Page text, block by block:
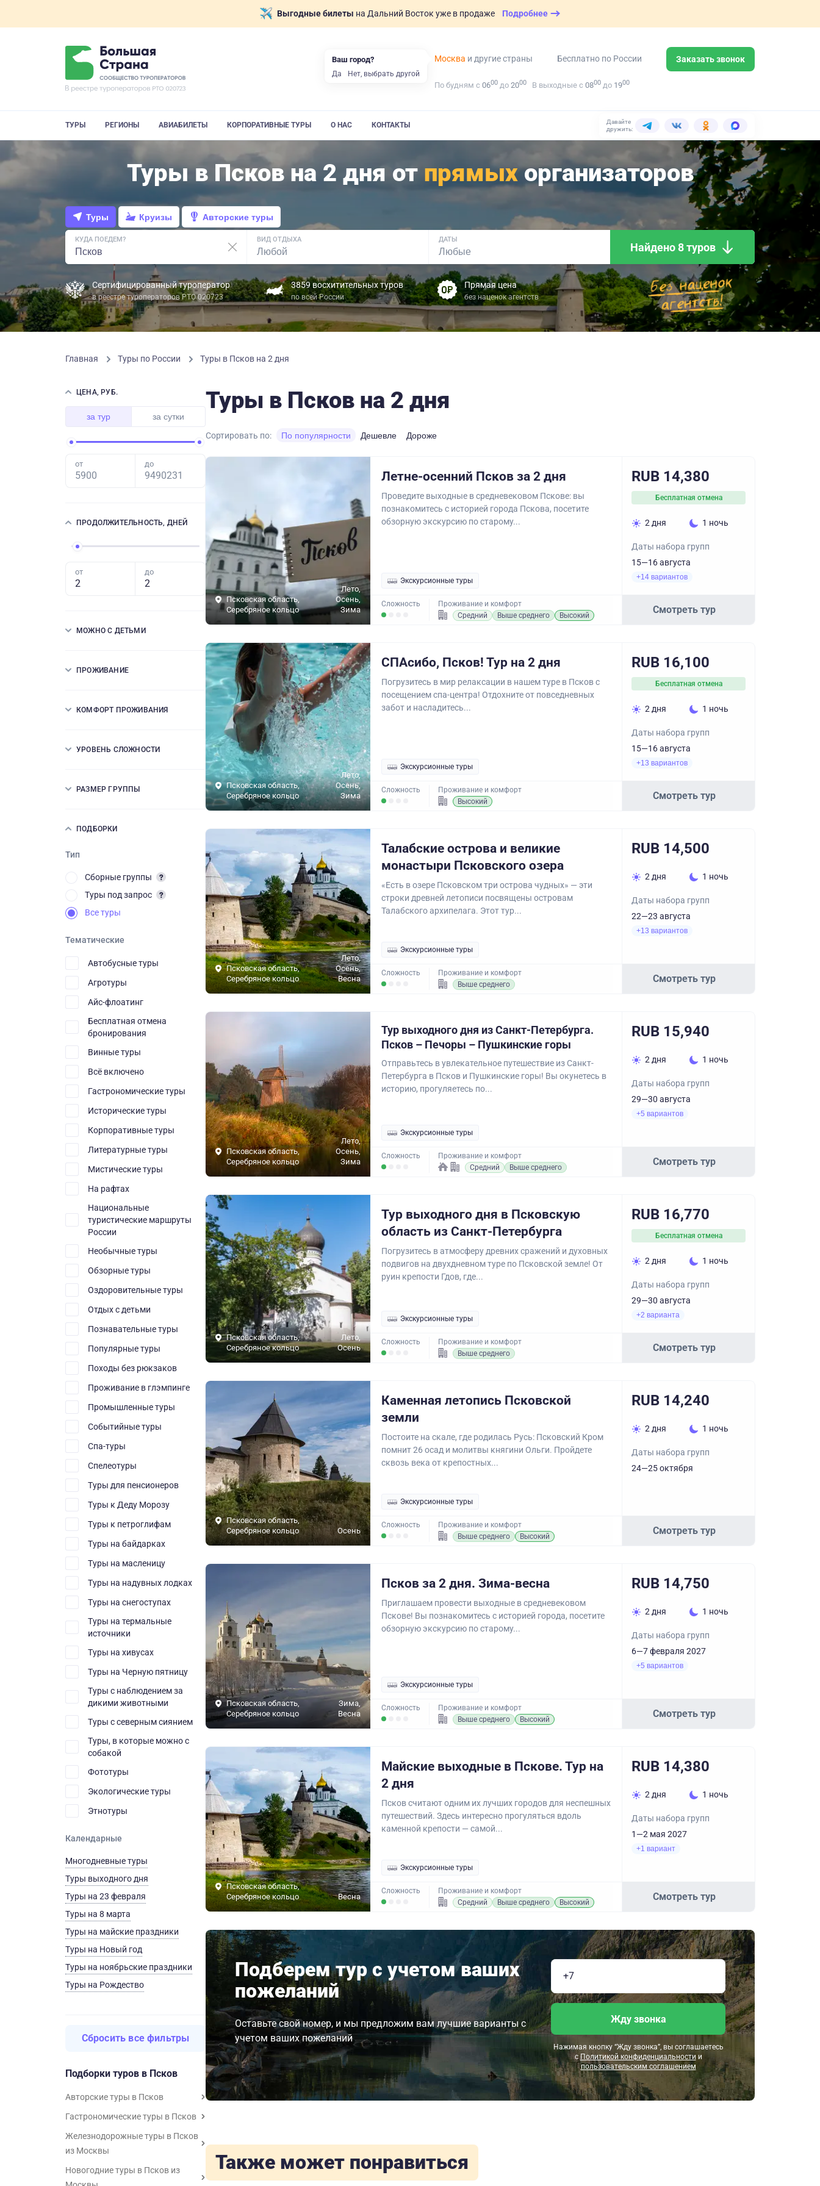
Выгодные билеты на Дальний Восток уже в продаже Подробнее
Москва и другие страны Бесплатно по России Заказать звонок
По будням с 0600 до 2000 В выходные с 0800 до 1900
ТУРЫ РЕГИОНЫ АВИАБИЛЕТЫ КОРПОРАТИВНЫЕ ТУРЫ О НАС КОНТАКТЫ
Давайте
дружить:
Туры в Псков на 2 дня отпрямыхорганизаторов
Туры Круизы Авторские туры
КУДА ПОЕДЕМ? ВИД ОТДЫХА ДАТЫ
Найдено 8 туров
Сертифицированный туроператор
в реестре туроператоров РТО 020723
3859 восхитительных туров
по всей России
Прямая цена
без наценок агентств
Главная Туры по России Туры в Псков на 2 дня
ЦЕНА, РУБ.
за тур за сутки
от до
ПРОДОЛЖИТЕЛЬНОСТЬ, ДНЕЙ
от до
МОЖНО С ДЕТЬМИ
ПРОЖИВАНИЕ
КОМФОРТ ПРОЖИВАНИЯ
УРОВЕНЬ СЛОЖНОСТИ
РАЗМЕР ГРУППЫ
ПОДБОРКИ
Тип
Сборные группы
Туры под запрос
Все туры
Тематические
Автобусные туры
Агротуры
Айс-флоатинг
Бесплатная отмена
бронирования
Винные туры
Всё включено
Гастрономические туры
Исторические туры
Корпоративные туры
Литературные туры
Мистические туры
На рафтах
Национальные
туристические маршруты
России
Необычные туры
Обзорные туры
Оздоровительные туры
Отдых с детьми
Познавательные туры
Популярные туры
Походы без рюкзаков
Проживание в глэмпинге
Промышленные туры
Событийные туры
Спа-туры
Спелеотуры
Туры для пенсионеров
Туры к Деду Морозу
Туры к петроглифам
Туры на байдарках
Туры на масленицу
Туры на надувных лодках
Туры на снегоступах
Туры на термальные
источники
Туры на хивусах
Туры на Черную пятницу
Туры с наблюдением за
дикими животными
Туры с северным сиянием
Туры, в которые можно с
собакой
Фототуры
Экологические туры
Этнотуры
Календарные
Многодневные туры
Туры выходного дня
Туры на 23 февраля
Туры на 8 марта
Туры на майские праздники
Туры на Новый год
Туры на ноябрьские праздники
Туры на Рождество
Сбросить все фильтры
Подборки туров в Псков
Авторские туры в Псков
Гастрономические туры в Псков
Железнодорожные туры в Псков
из Москвы
Новогодние туры в Псков из
Туры в Псков на 2 дня
Сортировать по: По популярности Дешевле Дороже
Псковская область,
Серебряное кольцо
Лето,
Осень,
Зима
Летне-осенний Псков за 2 дня
Проведите выходные в средневековом Пскове: вы
познакомитесь с историей города Пскова, посетите
обзорную экскурсию по старому...
Экскурсионные туры
Сложность
Проживание и комфорт
Средний
Выше среднего Высокий
RUB 14,380
Бесплатная отмена
2 дня 1 ночь
Даты набора групп
15—16 августа
+14 вариантов
Смотреть тур
Псковская область,
Серебряное кольцо
Лето,
Осень,
Зима
СПАсибо, Псков! Тур на 2 дня
Погрузитесь в мир релаксации в нашем туре в Псков с
посещением спа-центра! Отдохните от повседневных
забот и насладитесь...
Экскурсионные туры
Сложность
Проживание и комфорт
Высокий
RUB 16,100
Бесплатная отмена
2 дня 1 ночь
Даты набора групп
15—16 августа
+13 вариантов
Смотреть тур
Псковская область,
Серебряное кольцо
Лето,
Осень,
Весна
Талабские острова и великие
монастыри Псковского озера
«Есть в озере Псковском три острова чудных» — эти
строки древней летописи посвящены островам
Талабского архипелага. Этот тур...
Экскурсионные туры
Сложность
Проживание и комфорт
Выше среднего
RUB 14,500
2 дня 1 ночь
Даты набора групп
22—23 августа
+13 вариантов
Смотреть тур
Псковская область,
Серебряное кольцо
Лето,
Осень,
Зима
Тур выходного дня из Санкт-Петербурга.
Псков – Печоры – Пушкинские горы
Отправьтесь в увлекательное путешествие из Санкт-
Петербурга в Псков и Пушкинские горы! Вы окунетесь в
историю, прогуляетесь по...
Экскурсионные туры
Сложность
Проживание и комфорт
Средний
Выше среднего
RUB 15,940
2 дня 1 ночь
Даты набора групп
29—30 августа
+5 вариантов
Смотреть тур
Псковская область,
Серебряное кольцо
Лето,
Осень
Тур выходного дня в Псковскую
область из Санкт-Петербурга
Погрузитесь в атмосферу древних сражений и духовных
подвигов на двухдневном туре по Псковской земле! От
руин крепости Гдов, где...
Экскурсионные туры
Сложность
Проживание и комфорт
Выше среднего
RUB 16,770
Бесплатная отмена
2 дня 1 ночь
Даты набора групп
29—30 августа
+2 варианта
Смотреть тур
Псковская область,
Серебряное кольцо
Осень
Каменная летопись Псковской
земли
Постоите на скале, где родилась Русь: Псковский Кром
помнит 26 осад и молитвы княгини Ольги. Пройдете
сквозь века от крепостных...
Экскурсионные туры
Сложность
Проживание и комфорт
Выше среднего
Высокий
RUB 14,240
2 дня 1 ночь
Даты набора групп
24—25 октября
Смотреть тур
Псковская область,
Серебряное кольцо
Зима,
Весна
Псков за 2 дня. Зима-весна
Приглашаем провести выходные в средневековом
Пскове! Вы познакомитесь с историей города, посетите
обзорную экскурсию по старому...
Экскурсионные туры
Сложность
Проживание и комфорт
Выше среднего
Высокий
RUB 14,750
2 дня 1 ночь
Даты набора групп
6—7 февраля 2027
+5 вариантов
Смотреть тур
Псковская область,
Серебряное кольцо
Весна
Майские выходные в Пскове. Тур на
2 дня
Псков считают одним их лучших городов для неспешных
путешествий. Здесь интересно прогуляться вдоль
каменной крепости — самой...
Экскурсионные туры
Сложность
Проживание и комфорт
Средний
Выше среднего Высокий
RUB 14,380
2 дня 1 ночь
Даты набора групп
1—2 мая 2027
+1 вариант
Смотреть тур
Подберем тур с учетом ваших
пожеланий
Оставьте свой номер, и мы предложим вам лучшие варианты с
учетом ваших пожеланий
Жду звонка
Нажимая кнопку “Жду звонка”, вы соглашаетесь
сПолитикой конфиденциальности и
пользовательским соглашением
Также может понравиться
Ваш город?
Да Нет, выбрать другой